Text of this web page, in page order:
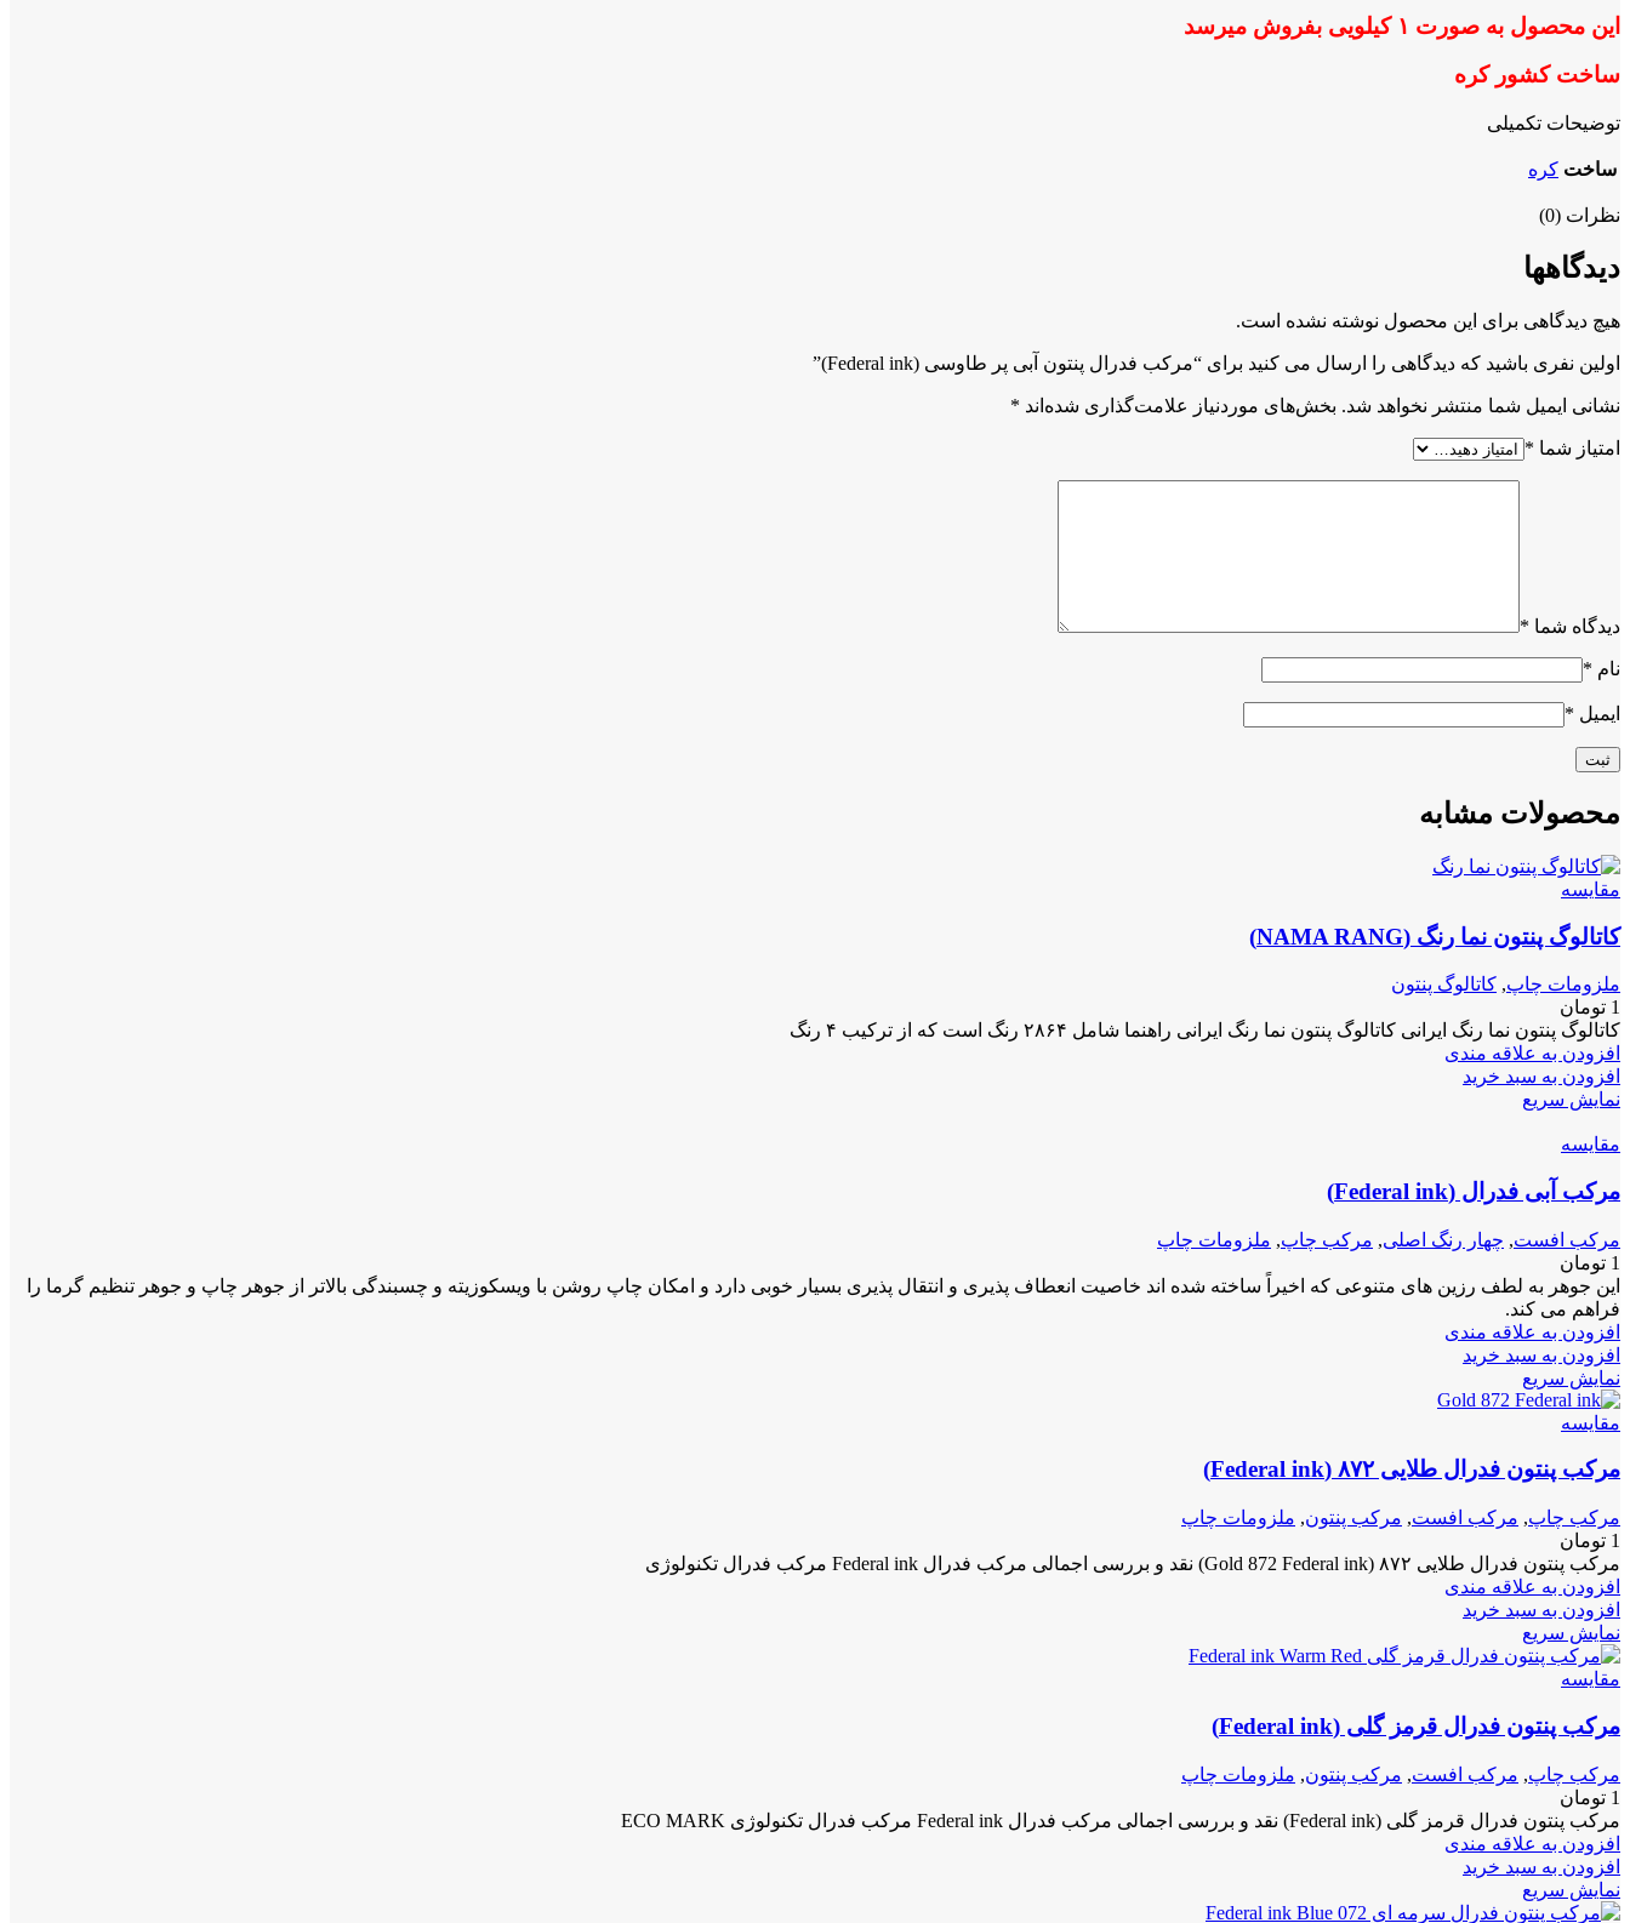
این محصول به صورت ۱ کیلویی بفروش میرسد
ساخت کشور کره
توضیحات تکمیلی
ساخت کره
نظرات (0)
دیدگاهها
هیچ دیدگاهی برای این محصول نوشته نشده است.
اولین نفری باشید که دیدگاهی را ارسال می کنید برای “مرکب فدرال پنتون آبی پر طاوسی (Federal ink)”
نشانی ایمیل شما منتشر نخواهد شد. بخش‌های موردنیاز علامت‌گذاری شده‌اند *
امتیاز شما *
دیدگاه شما *
نام *
ایمیل *
محصولات مشابه
مقايسه
کاتالوگ پنتون نما رنگ (NAMA RANG)
ملزومات چاپ, کاتالوگ پنتون
1 تومان
کاتالوگ پنتون نما رنگ ایرانی کاتالوگ پنتون نما رنگ ایرانی راهنما شامل ۲۸۶۴ رنگ است که از ترکیب ۴ رنگ
افزودن به علاقه مندی
افزودن به سبد خرید
نمایش سریع
مقايسه
مرکب آبی فدرال (Federal ink)
مرکب افست, چهار رنگ اصلی, مرکب چاپ, ملزومات چاپ
1 تومان
این جوهر به لطف رزین های متنوعی که اخیراً ساخته شده اند خاصیت انعطاف پذیری و انتقال پذیری بسیار خوبی دارد و امکان چاپ روشن با ویسکوزیته و چسبندگی بالاتر از جوهر چاپ و جوهر تنظیم گرما را
فراهم می کند.
افزودن به علاقه مندی
افزودن به سبد خرید
نمایش سریع
مقايسه
مرکب پنتون فدرال طلایی ۸۷۲ (Federal ink)
مرکب چاپ, مرکب افست, مرکب پنتون, ملزومات چاپ
1 تومان
مرکب پنتون فدرال طلایی ۸۷۲ (Gold 872 Federal ink) نقد و بررسی اجمالی مرکب فدرال Federal ink مرکب فدرال تکنولوژی
افزودن به علاقه مندی
افزودن به سبد خرید
نمایش سریع
مقايسه
مرکب پنتون فدرال قرمز گلی (Federal ink)
مرکب چاپ, مرکب افست, مرکب پنتون, ملزومات چاپ
1 تومان
مرکب پنتون فدرال قرمز گلی (Federal ink) نقد و بررسی اجمالی مرکب فدرال Federal ink مرکب فدرال تکنولوژی ECO MARK
افزودن به علاقه مندی
افزودن به سبد خرید
نمایش سریع